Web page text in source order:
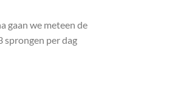
gaan we meteen de
sprongen per dag